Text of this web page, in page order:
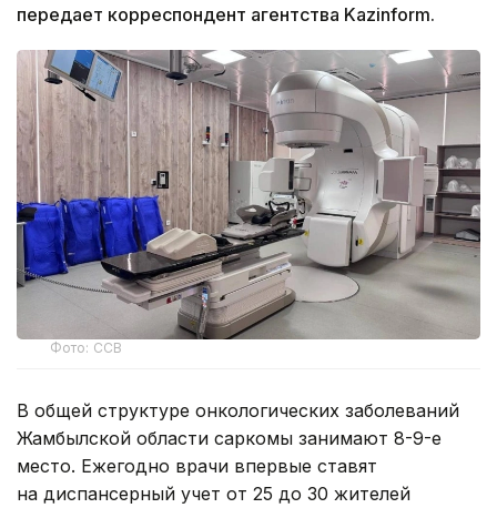
передает корреспондент агентства Kazinform.
Фото: ССВ
В общей структуре онкологических заболеваний
Жамбылской области саркомы занимают 8-9-е
место. Ежегодно врачи впервые ставят
на диспансерный учет от 25 до 30 жителей